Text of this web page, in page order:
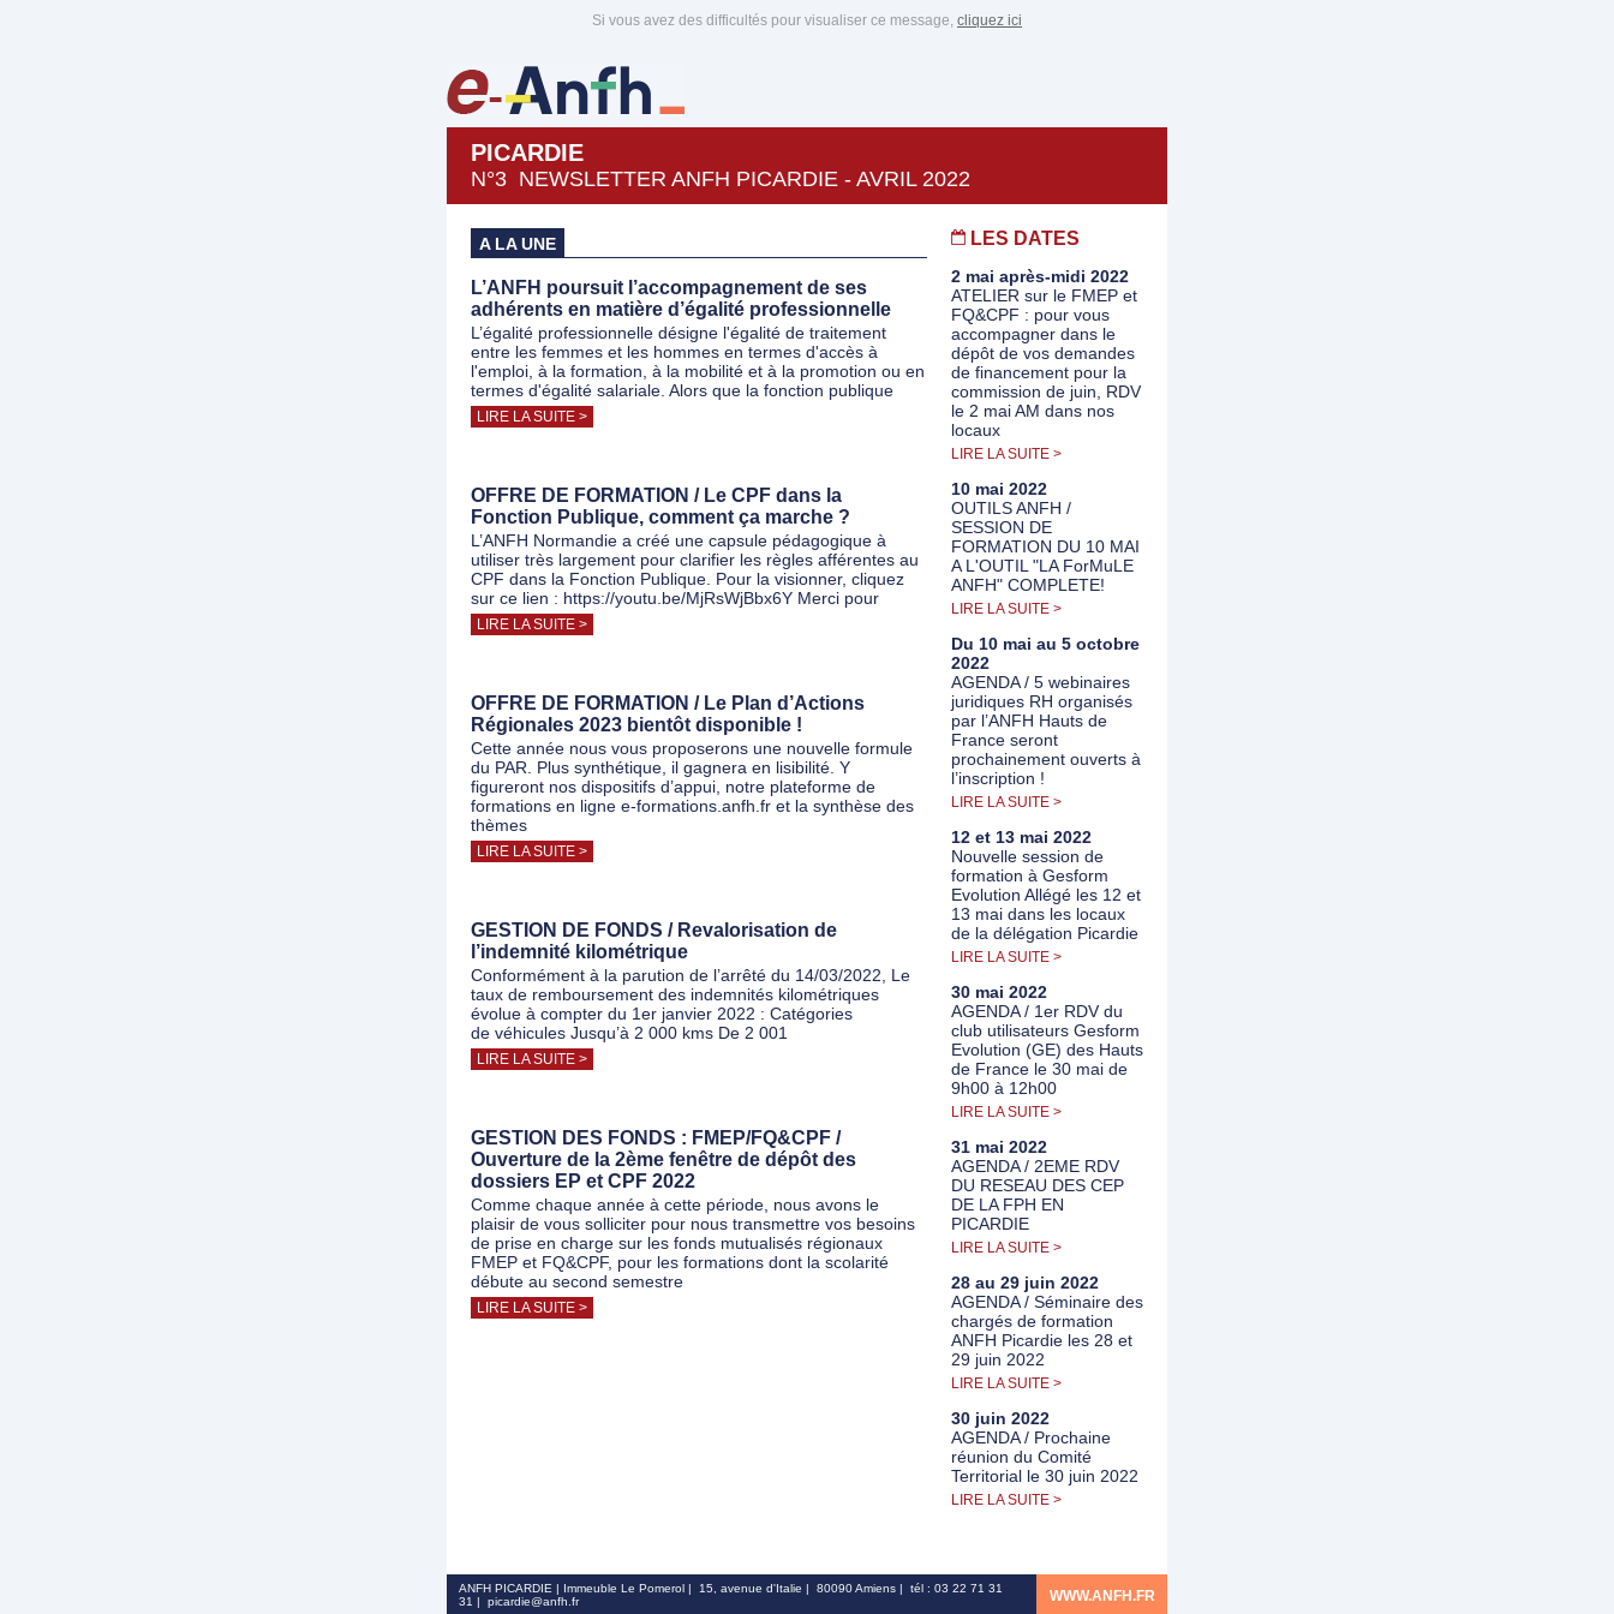
Si vous avez des difficultés pour visualiser ce message, cliquez ici
PICARDIE
N°3 NEWSLETTER ANFH PICARDIE - AVRIL 2022
A LA UNE
L’ANFH poursuit l’accompagnement de ses
adhérents en matière d’égalité professionnelle
L’égalité professionnelle désigne l'égalité de traitement
entre les femmes et les hommes en termes d'accès à
l'emploi, à la formation, à la mobilité et à la promotion ou en
termes d'égalité salariale. Alors que la fonction publique
LIRE LA SUITE >
OFFRE DE FORMATION / Le CPF dans la
Fonction Publique, comment ça marche ?
L’ANFH Normandie a créé une capsule pédagogique à
utiliser très largement pour clarifier les règles afférentes au
CPF dans la Fonction Publique. Pour la visionner, cliquez
sur ce lien : https://youtu.be/MjRsWjBbx6Y Merci pour
LIRE LA SUITE >
OFFRE DE FORMATION / Le Plan d’Actions
Régionales 2023 bientôt disponible !
Cette année nous vous proposerons une nouvelle formule
du PAR. Plus synthétique, il gagnera en lisibilité. Y
figureront nos dispositifs d’appui, notre plateforme de
formations en ligne e-formations.anfh.fr et la synthèse des
thèmes
LIRE LA SUITE >
GESTION DE FONDS / Revalorisation de
l’indemnité kilométrique
Conformément à la parution de l’arrêté du 14/03/2022, Le
taux de remboursement des indemnités kilométriques
évolue à compter du 1er janvier 2022 : Catégories
de véhicules Jusqu’à 2 000 kms De 2 001
LIRE LA SUITE >
GESTION DES FONDS : FMEP/FQ&CPF /
Ouverture de la 2ème fenêtre de dépôt des
dossiers EP et CPF 2022
Comme chaque année à cette période, nous avons le
plaisir de vous solliciter pour nous transmettre vos besoins
de prise en charge sur les fonds mutualisés régionaux
FMEP et FQ&CPF, pour les formations dont la scolarité
débute au second semestre
LIRE LA SUITE >
LES DATES
2 mai après-midi 2022
ATELIER sur le FMEP et
FQ&CPF : pour vous
accompagner dans le
dépôt de vos demandes
de financement pour la
commission de juin, RDV
le 2 mai AM dans nos
locaux
LIRE LA SUITE >
10 mai 2022
OUTILS ANFH /
SESSION DE
FORMATION DU 10 MAI
A L'OUTIL "LA ForMuLE
ANFH" COMPLETE!
LIRE LA SUITE >
Du 10 mai au 5 octobre
2022
AGENDA / 5 webinaires
juridiques RH organisés
par l’ANFH Hauts de
France seront
prochainement ouverts à
l’inscription !
LIRE LA SUITE >
12 et 13 mai 2022
Nouvelle session de
formation à Gesform
Evolution Allégé les 12 et
13 mai dans les locaux
de la délégation Picardie
LIRE LA SUITE >
30 mai 2022
AGENDA / 1er RDV du
club utilisateurs Gesform
Evolution (GE) des Hauts
de France le 30 mai de
9h00 à 12h00
LIRE LA SUITE >
31 mai 2022
AGENDA / 2EME RDV
DU RESEAU DES CEP
DE LA FPH EN
PICARDIE
LIRE LA SUITE >
28 au 29 juin 2022
AGENDA / Séminaire des
chargés de formation
ANFH Picardie les 28 et
29 juin 2022
LIRE LA SUITE >
30 juin 2022
AGENDA / Prochaine
réunion du Comité
Territorial le 30 juin 2022
LIRE LA SUITE >
ANFH PICARDIE | Immeuble Le Pomerol | 15, avenue d'Italie | 80090 Amiens | tél : 03 22 71 31
31 | picardie@anfh.fr
WWW.ANFH.FR